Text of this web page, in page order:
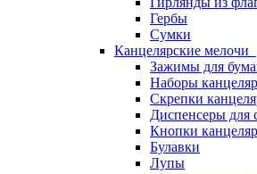
Гербы
Сумки
Канцелярские мелочи
Зажимы для
Наборы
Скрепки
Диспенсеры для
Кнопки
Булавки
Лупы